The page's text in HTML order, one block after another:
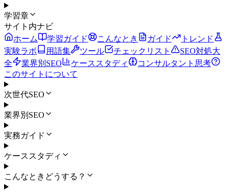
学習章
サイト内ナビ
ホーム
学習ガイド こんなとき ガイド
トレンド
実験ラボ
用語集 ツール チェックリスト
SEO対処大
全
業界別SEO ケーススタディ
コンサルタント思考
このサイトについて
次世代SEO
業界別SEO
実務ガイド
ケーススタディ
こんなときどうする？